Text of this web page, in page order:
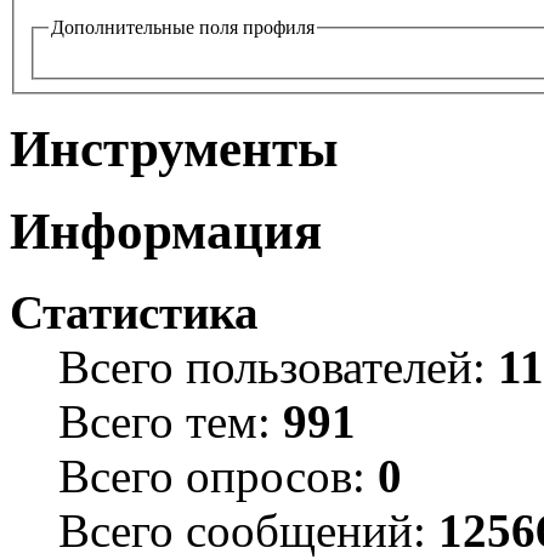
Дополнительные поля профиля
Инструменты
Информация
Статистика
Всего пользователей:
Всего тем: 991
Всего опросов: 0
Всего сообщений: